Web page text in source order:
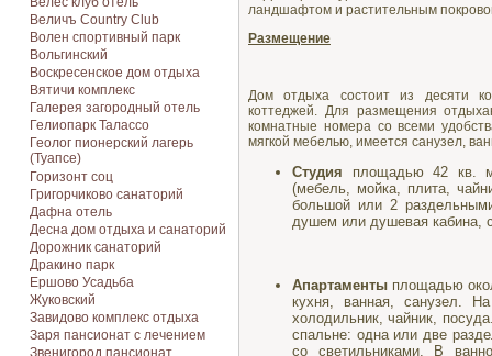
Величъ Country Club
Волен спортивный парк
Вольгинский
Воскресенское дом отдыха
Вятичи комплекс
Галерея загородный отель
Гелиопарк Талассо
Геолог пионерский лагерь
(Туапсе)
Горизонт соц
Григорчиково санаторий
Дафна отель
Десна дом отдыха и санаторий
Дорожник санаторий
Дракино парк
Ершово Усадьба
Жуковский
Завидово комплекс отдыха
Заря пансионат с лечением
Звенигород пансионат
ландшафтом и растительным
Размещение
Дом отдыха состоит из десяти
коттеджей. Для размещения
комнатные номера со всеми
мягкой мебелью, имеется санузел,
Студия площадью 42 кв.
(мебель, мойка, плита,
большой или 2
душем или душевая кабина,
Апартаменты площадью
кухня, ванная, санузел.
холодильник, чайник,
спальне: одна или две
со светильниками. В